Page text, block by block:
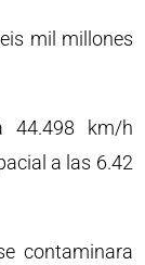
mil millones
44.498 km/h
a las 6.42
contaminara